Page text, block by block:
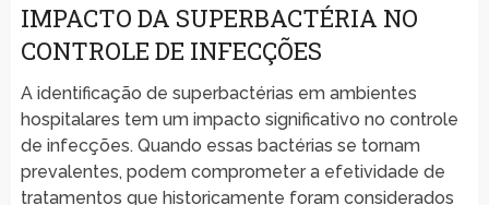
IMPACTO DA SUPERBACTÉRIA NO
CONTROLE DE INFECÇÕES
A identificação de superbactérias em ambientes
hospitalares tem um impacto significativo no controle
de infecções. Quando essas bactérias se tornam
prevalentes, podem comprometer a efetividade de
tratamentos que historicamente foram considerados